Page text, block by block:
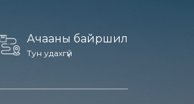
Ачааны байршил
Тун удахгүй